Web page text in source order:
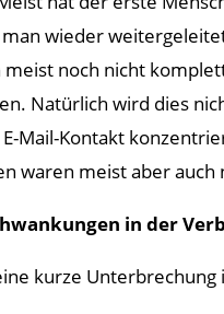
wieder
noch nicht
Natürlich wird dies
Mail-Kontakt
meist aber
in der
kurze